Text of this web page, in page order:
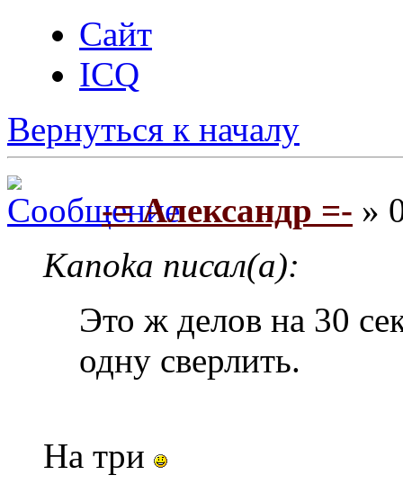
Сайт
ICQ
Вернуться к началу
-= Александр =- »
Kanoka писал(а):
Это ж делов на 30
одну сверлить.
На три